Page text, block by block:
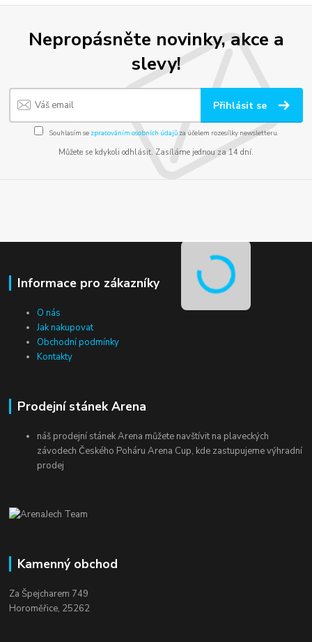
Nepropásněte novinky, akce a
slevy!
Přihlásit se
Souhlasím se zpracováním osobních údajůza účelem rozesílky newsletteru.
Můžete se kdykoli odhlásit. Zasíláme jednou za 14 dní.
Informace pro zákazníky
O nás
Jak nakupovat
Obchodní podmínky
Kontakty
Prodejní stánek Arena
náš prodejní stánek Arena můžete navštívit na plaveckých
závodech Českého Poháru Arena Cup, kde zastupujeme výhradní
prodej
Kamenný obchod
Za Špejcharem 749
Horoměřice, 25262